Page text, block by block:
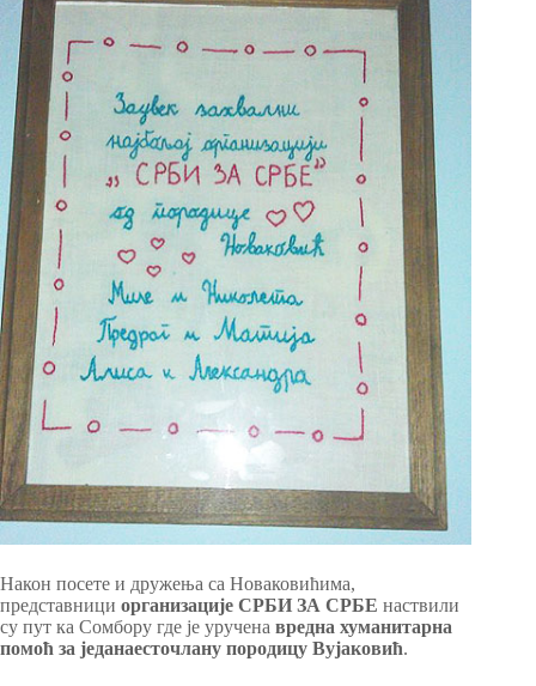
Након посете и дружења са Новаковићима,
представници организације СРБИ ЗА СРБЕ наствили
су пут ка Сомбору где је уручена вредна хуманитарна
помоћ за једанаесточлану породицу Вујаковић.